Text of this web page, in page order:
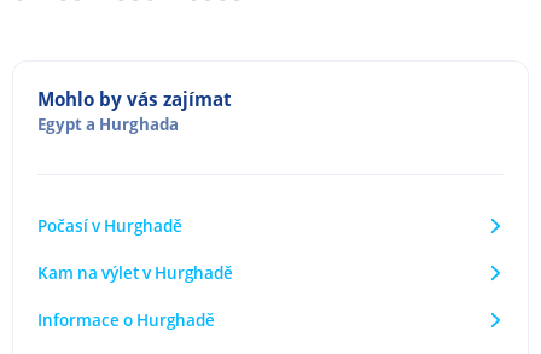
Mohlo by vás zajímat
Egypta Hurghada
Počasí v Hurghadě
Kam na výlet v Hurghadě
Informace o Hurghadě